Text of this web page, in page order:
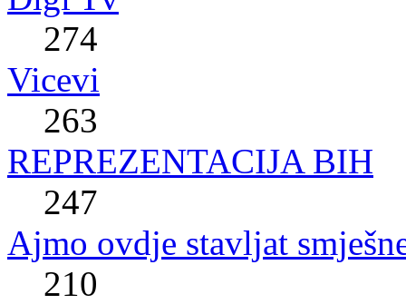
274
Vicevi
263
REPREZENTACIJA BIH
247
Ajmo ovdje stavljat
210